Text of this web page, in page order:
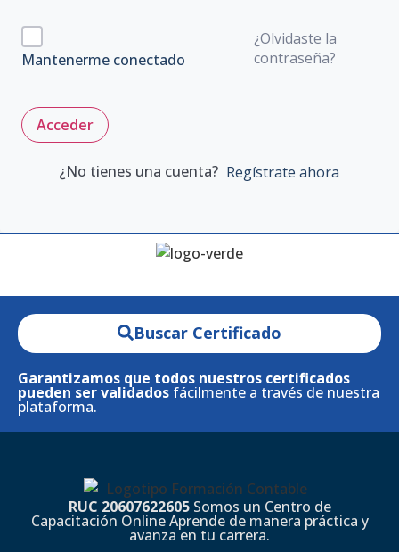
Mantenerme conectado
¿Olvidaste la
contraseña?
Acceder
¿No tienes una cuenta? Regístrate ahora
Buscar Certificado
Garantizamos que todos nuestros certificados
pueden ser validados fácilmente a través de nuestra
plataforma.
RUC 20607622605 Somos un Centro de
Capacitación Online Aprende de manera práctica y
avanza en tu carrera.